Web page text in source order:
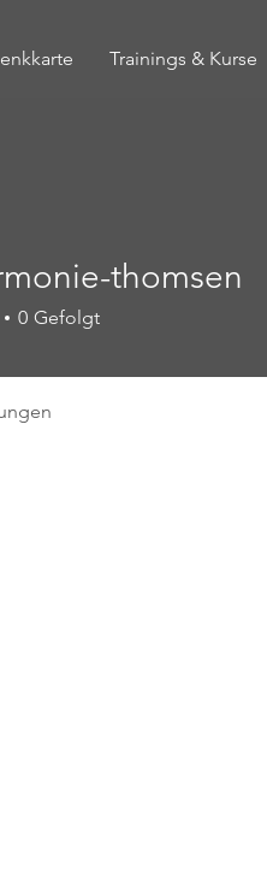
Trainings & Kurse
thomsen
thomsen
0 Gefolgt